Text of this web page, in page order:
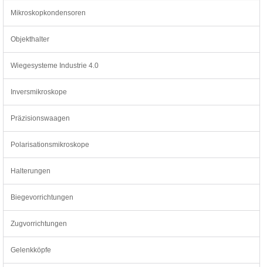
Mikroskopkondensoren
Objekthalter
Wiegesysteme Industrie 4.0
Inversmikroskope
Präzisionswaagen
Polarisationsmikroskope
Halterungen
Biegevorrichtungen
Zugvorrichtungen
Gelenkköpfe